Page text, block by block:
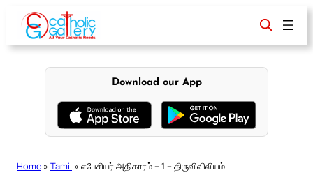
content
Download our App
Home » Tamil » எபேசியர் அதிகாரம் – 1 – திருவிவிலியம்